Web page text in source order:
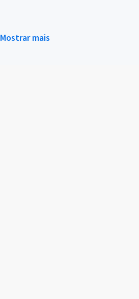
Mostrar mais